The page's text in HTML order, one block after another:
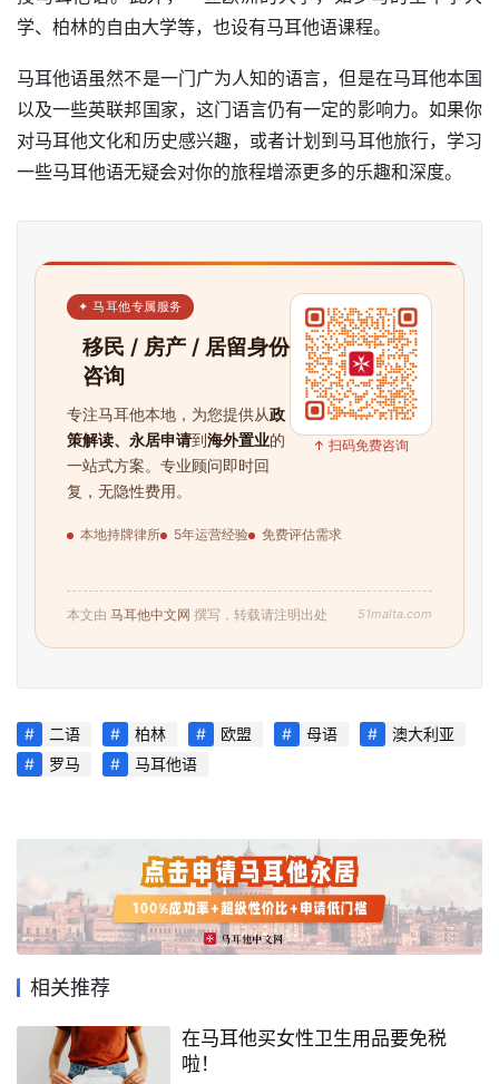
学、柏林的自由大学等，也设有马耳他语课程。
马耳他语虽然不是一门广为人知的语言，但是在马耳他本国
以及一些英联邦国家，这门语言仍有一定的影响力。如果你
对马耳他文化和历史感兴趣，或者计划到马耳他旅行，学习
一些马耳他语无疑会对你的旅程增添更多的乐趣和深度。
✦ 马耳他专属服务
移民 / 房产 / 居留身份
咨询
专注马耳他本地，为您提供从政
策解读、永居申请到海外置业的
一站式方案。专业顾问即时回
复，无隐性费用。
本地持牌律所 5年运营经验 免费评估需求
↑ 扫码免费咨询
本文由 马耳他中文网 撰写，转载请注明出处 51malta.com
二语 柏林 欧盟 母语
澳大利亚
罗马
马耳他语
相关推荐
在马耳他买女性卫生用品要免税
啦！